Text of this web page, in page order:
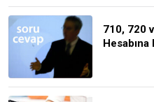
710, 720
Hesabına